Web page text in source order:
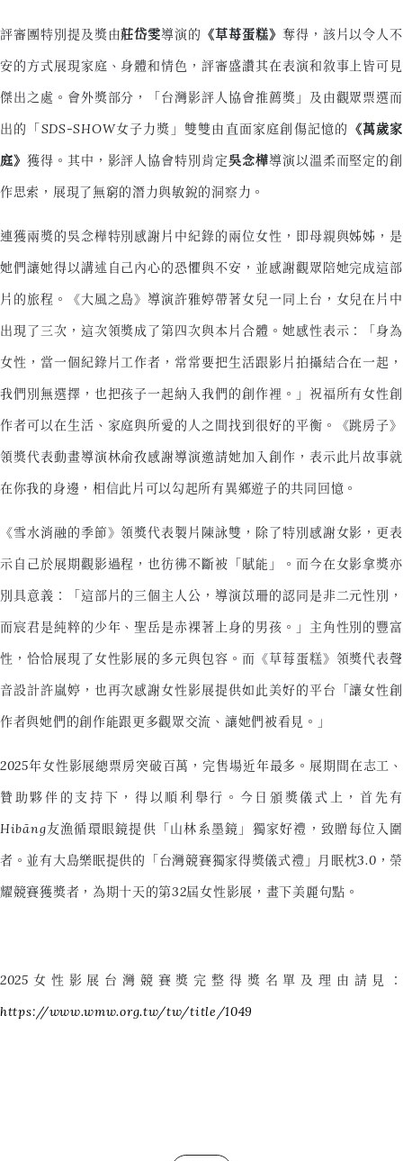
評審團特別提及獎由莊岱雯導演的 《草苺蛋糕》 奪得，該片以令人不
安的方式展現家庭、身體和情色，評審盛讚其在表演和敘事上皆可見
傑出之處。會外獎部分，「台灣影評人協會推薦獎」及由觀眾票選而
出的「SDS-SHOW女子力獎」雙雙由直面家庭創傷記憶的 《萬歲家
庭》 獲得。其中，影評人協會特別肯定吳念樺導演以溫柔而堅定的創
作思索，展現了無窮的潛力與敏銳的洞察力。
連獲兩獎的吳念樺特別感謝片中紀錄的兩位女性，即母親與姊姊，是
她們讓她得以講述自己內心的恐懼與不安，並感謝觀眾陪她完成這部
片的旅程。《大風之島》導演許雅婷帶著女兒一同上台，女兒在片中
出現了三次，這次領獎成了第四次與本片合體。她感性表示：「身為
女性，當一個紀錄片工作者，常常要把生活跟影片拍攝結合在一起，
我們別無選擇，也把孩子一起納入我們的創作裡。」祝福所有女性創
作者可以在生活、家庭與所愛的人之間找到很好的平衡。《跳房子》
領獎代表動畫導演林俞孜感謝導演邀請她加入創作，表示此片故事就
在你我的身邊，相信此片可以勾起所有異鄉遊子的共同回憶。
《雪水消融的季節》領獎代表製片陳詠雙，除了特別感謝女影，更表
示自己於展期觀影過程，也彷彿不斷被「賦能」。而今在女影拿獎亦
別具意義：「這部片的三個主人公，導演苡珊的認同是非二元性別，
而宸君是純粹的少年、聖岳是赤裸著上身的男孩。」主角性別的豐富
性，恰恰展現了女性影展的多元與包容。而《草莓蛋糕》領獎代表聲
音設計許嵐婷，也再次感謝女性影展提供如此美好的平台「讓女性創
作者與她們的創作能跟更多觀眾交流、讓她們被看見。」
2025年女性影展總票房突破百萬，完售場近年最多。展期間在志工、
贊助夥伴的支持下，得以順利舉行。今日頒獎儀式上，首先有
Hibāng友漁循環眼鏡提供「山林系墨鏡」獨家好禮，致贈每位入圍
者。並有大島樂眠提供的「台灣競賽獨家得獎儀式禮」月眠枕3.0，榮
耀競賽獲獎者，為期十天的第32屆女性影展，畫下美麗句點。
2025女性影展台灣競賽獎完整得獎名單及理由請見：
https://www.wmw.org.tw/tw/title/1049